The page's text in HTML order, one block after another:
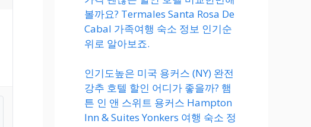
볼까요? Termales Santa Rosa De
Cabal 가족여행 숙소 정보 인기순
위로 알아보죠.
인기도높은 미국 용커스 (NY) 완전
강추 호텔 할인 어디가 좋을까? 햄
튼 인 앤 스위트 용커스 Hampton
Inn & Suites Yonkers 여행 숙소 정